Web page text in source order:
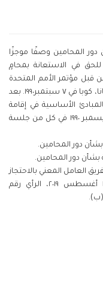
دور المحامين وصفًا موجزًا
للحق في الاستعانة بمحامٍ
قبل مؤتمر الأمم المتحدة
الثامن لمنع الجريمة ومعاملة المجرمين في هافانا، كوبا في ٧ سبتمبر١٩٩٠. بعد
الأساسية في إقامة
العدل، الذي تم اعتمادها بدون تصويت في ١٨ ديسمبر ١٩٩٠ في كل من جلسة
العامل المعني بالاحتجاز
التعسفي في دورته الخامسة والثمانين، ١٢-١٦ أغسطس ٢٠١٩، الرأي رقم
.